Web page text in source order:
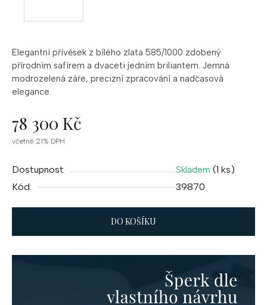
Elegantní přívěsek z bílého zlata 585/1000 zdobený
přírodním safírem a dvaceti jedním briliantem. Jemná
modrozelená záře, precizní zpracování a nadčasová
elegance.
78 300 Kč
Měrná
včetně 21% DPH
Dostupnost Skladem (1 ks)
Kód:
39870
DO KOŠÍKU